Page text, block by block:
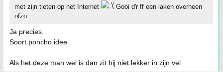
met zijn tieten op het Internet
Gooi d'r ff een laken overheen
ofzo.
Ja precies.
Soort poncho idee.
Als het deze man wel is dan zit hij niet lekker in zijn vel